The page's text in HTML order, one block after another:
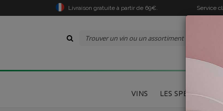
Livraison gratuite à partir de 69€. Service
VINS LES SPÉCIALITÉS